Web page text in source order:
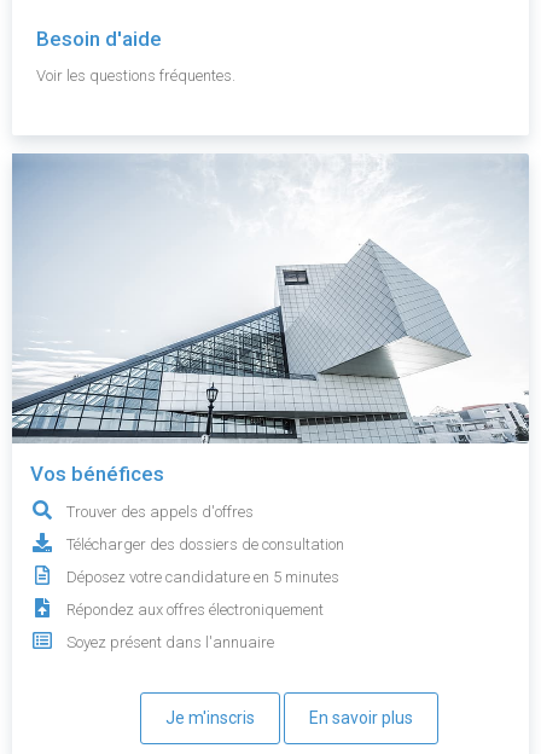
Besoin d'aide
Voir les questions fréquentes.
Vos bénéfices
Trouver des appels d'offres
Télécharger des dossiers de consultation
Déposez votre candidature en 5 minutes
Répondez aux offres électroniquement
Soyez présent dans l'annuaire
Je m'inscris En savoir plus